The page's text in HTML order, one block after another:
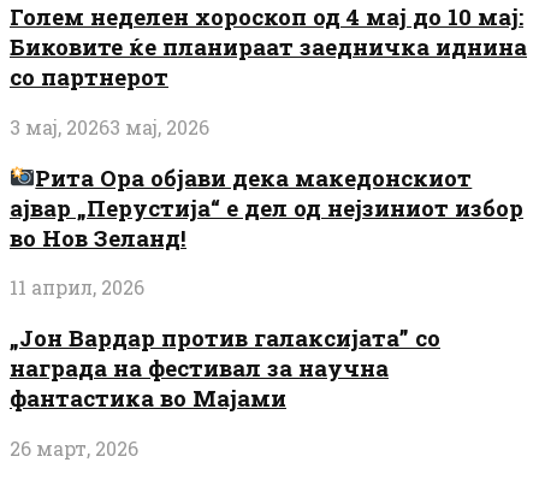
Голем неделен хороскоп од 4 мај до 10 мај:
Биковите ќе планираат заедничка иднина
со партнерот
3 мај, 20263 мај, 2026
Рита Ора објави дека македонскиот
ајвар „Перустија“ е дел од нејзиниот избор
во Нов Зеланд!
11 април, 2026
„Јон Вардар против галаксијата” со
награда на фестивал за научна
фантастика во Мајами
26 март, 2026